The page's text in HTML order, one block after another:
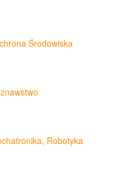
Środowiska
Robotyka